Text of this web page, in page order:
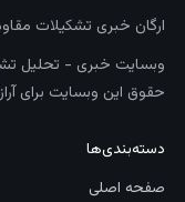
ارگان خبری تشکیلات
وبسایت خبری - تحلیل
حقوق این وبسایت برای
دسته‌بندی‌ها
صفحه اصلی